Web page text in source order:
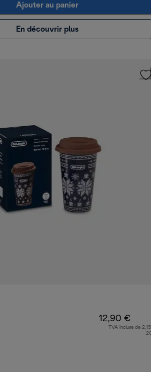
Ajouter au panier
En découvrir plus
12,90 €
TVA incluse de